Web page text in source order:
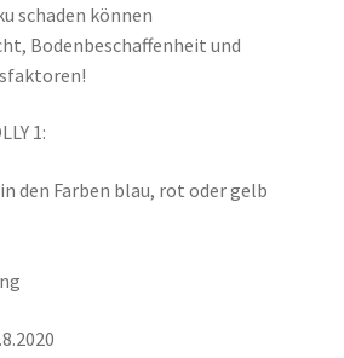
schaden können
Bodenbeschaffenheit und
1:
in den Farben blau, rot oder gelb